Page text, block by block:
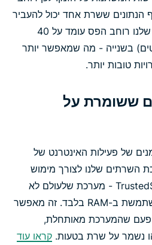
הנתונים ששרת אחד יכול להעביר
בכל שנייה. ברוב השרתים שלנו רוחב הפס עומד על 40
ביטים) בשנייה - מה שמאפשר יותר
טובות יותר.
ששומרת על
של פעילות האינטרנט של
השרתים שלנו לצורך מימוש
מטרה זו. קראנו לה TrustedServer - מערכת שלעולם לא
רושמת על דיסק קשיח ומשתמשת ב-RAM בלבד. זה מאפשר
פעם שהמערכת מאותחלת,
נשמר על שרת בטעות. קראו עוד